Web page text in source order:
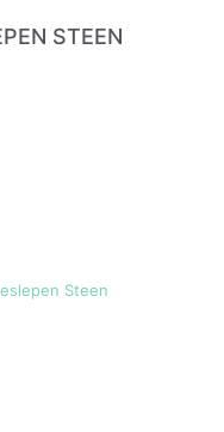
STEEN
Steen